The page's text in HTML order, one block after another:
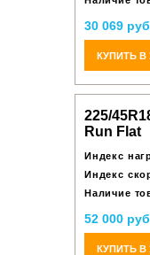
30 069
КУПИТЬ В
225/
Run Flat
Индекс
Индекс
Наличие
52 000
КУПИТЬ В